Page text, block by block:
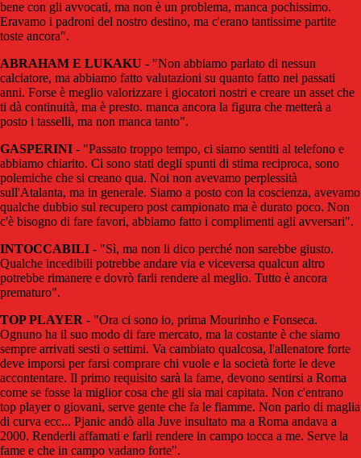
bene con gli avvocati, ma non è un problema, manca pochissimo.
Eravamo i padroni del nostro destino, ma c'erano tantissime partite
toste ancora".
ABRAHAM E LUKAKU - "Non abbiamo parlato di nessun
calciatore, ma abbiamo fatto valutazioni su quanto fatto nei passati
anni. Forse è meglio valorizzare i giocatori nostri e creare un asset che
ti dà continuità, ma è presto. manca ancora la figura che metterà a
posto i tasselli, ma non manca tanto".
GASPERINI - "Passato troppo tempo, ci siamo sentiti al telefono e
abbiamo chiarito. Ci sono stati degli spunti di stima reciproca, sono
polemiche che si creano qua. Noi non avevamo perplessità
sull'Atalanta, ma in generale. Siamo a posto con la coscienza, avevamo
qualche dubbio sul recupero post campionato ma è durato poco. Non
c'è bisogno di fare favori, abbiamo fatto i complimenti agli avversari".
INTOCCABILI - "Sì, ma non li dico perché non sarebbe giusto.
Qualche incedibili potrebbe andare via e viceversa qualcun altro
potrebbe rimanere e dovrò farli rendere al meglio. Tutto è ancora
prematuro".
TOP PLAYER - "Ora ci sono io, prima Mourinho e Fonseca.
Ognuno ha il suo modo di fare mercato, ma la costante è che siamo
sempre arrivati sesti o settimi. Va cambiato qualcosa, l'allenatore forte
deve imporsi per farsi comprare chi vuole e la società forte le deve
accontentare. Il primo requisito sarà la fame, devono sentirsi a Roma
come se fosse la miglior cosa che gli sia mai capitata. Non c'entrano
top player o giovani, serve gente che fa le fiamme. Non parlo di maglia
di curva ecc... Pjanic andò alla Juve insultato ma a Roma andava a
2000. Renderli affamati e farli rendere in campo tocca a me. Serve la
fame e che in campo vadano forte".